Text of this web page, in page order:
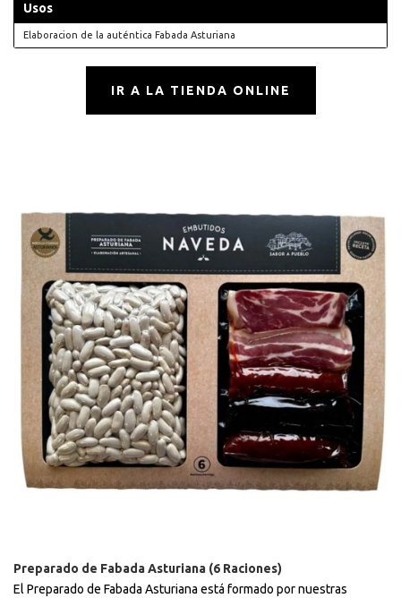
Usos
Elaboracion de la auténtica Fabada Asturiana
IR A LA TIENDA ONLINE
Preparado de Fabada Asturiana (6 Raciones)
El Preparado de Fabada Asturiana está formado por nuestras